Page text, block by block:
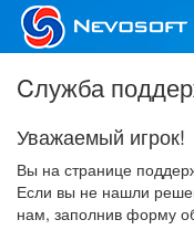
Cлужба
Уважаемый игрок!
Вы на странице
Если вы не нашли
нам, заполнив форму